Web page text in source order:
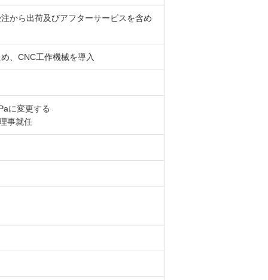
から出荷及びアフターサービスを含め
、CNC工作機械を導入
に変更する
事就任